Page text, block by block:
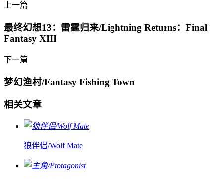
上一篇
最终幻想13：雷霆归来/Lightning Returns：Final
Fantasy XIII
下一篇
梦幻渔村/Fantasy Fishing Town
相关文章
狼伴侣/Wolf Mate